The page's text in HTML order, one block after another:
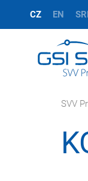
CZ EN
SVV